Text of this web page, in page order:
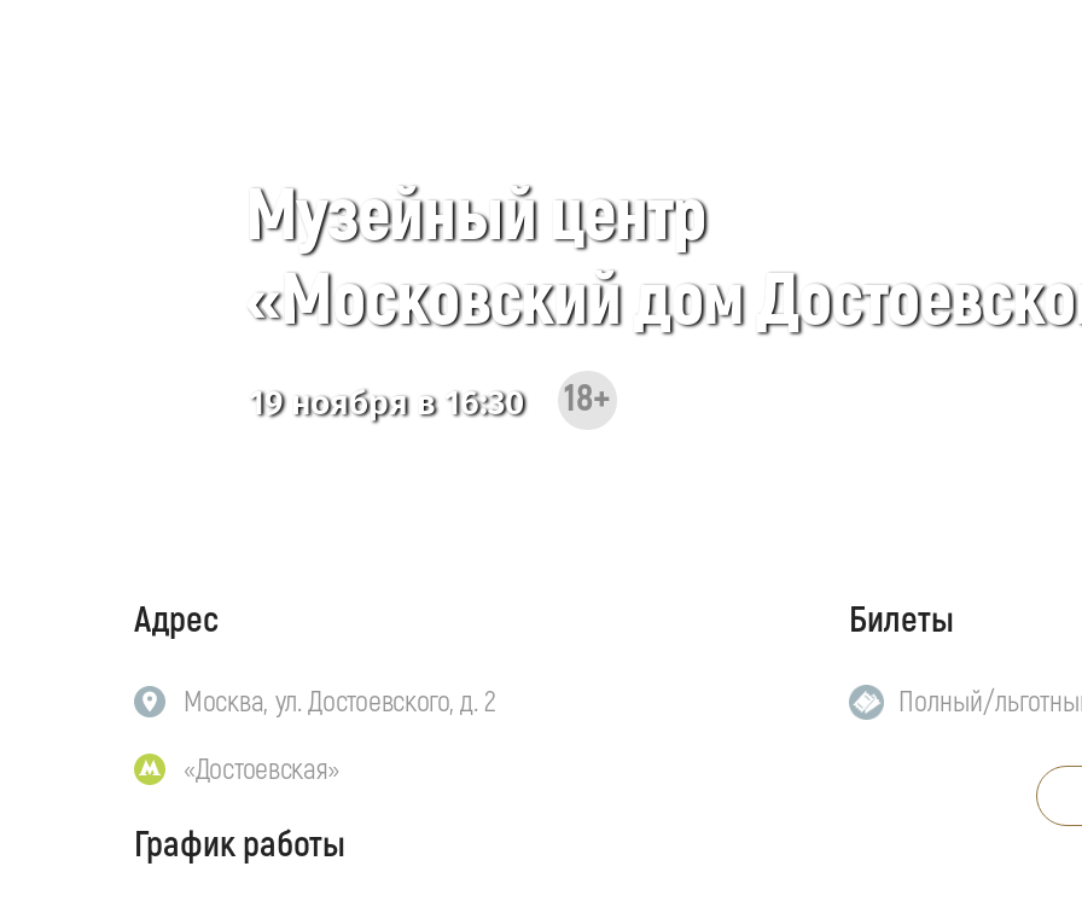
Музейный центр
«Московский дом
19 ноября в 16:30 18+
Адрес
Москва, ул. Достоевского, д. 2
«Достоевская»
График работы
Билеты
Полный/